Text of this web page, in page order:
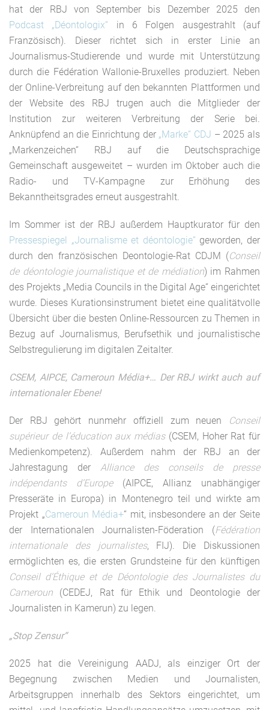
hat der RBJ von September bis Dezember 2025 den
Podcast „Déontologix“ in 6 Folgen ausgestrahlt (auf
Französisch). Dieser richtet sich in erster Linie an
Journalismus-Studierende und wurde mit Unterstützung
durch die Fédération Wallonie-Bruxelles produziert. Neben
der Online-Verbreitung auf den bekannten Plattformen und
der Website des RBJ trugen auch die Mitglieder der
Institution zur weiteren Verbreitung der Serie bei.
Anknüpfend an die Einrichtung der „Marke“ CDJ – 2025 als
„Markenzeichen“ RBJ auf die Deutschsprachige
Gemeinschaft ausgeweitet – wurden im Oktober auch die
Radio- und TV-Kampagne zur Erhöhung des
Bekanntheitsgrades erneut ausgestrahlt.
Im Sommer ist der RBJ außerdem Hauptkurator für den
Pressespiegel „Journalisme et déontologie“ geworden, der
durch den französischen Deontologie-Rat CDJM (Conseil
de déontologie journalistique et de médiation) im Rahmen
des Projekts „Media Councils in the Digital Age“ eingerichtet
wurde. Dieses Kurationsinstrument bietet eine qualitätvolle
Übersicht über die besten Online-Ressourcen zu Themen in
Bezug auf Journalismus, Berufsethik und journalistische
Selbstregulierung im digitalen Zeitalter.
CSEM, AIPCE, Cameroun Média+… Der RBJ wirkt auch auf
internationaler Ebene!
Der RBJ gehört nunmehr offiziell zum neuen
Conseil
supérieur de l’éducation aux médias(CSEM, Hoher Rat für
Medienkompetenz). Außerdem nahm der RBJ an der
Jahrestagung der Alliance des conseils de presse
indépendants d’Europe(AIPCE, Allianz unabhängiger
Presseräte in Europa) in Montenegro teil und wirkte am
Projekt „Cameroun Média+“ mit, insbesondere an der Seite
der Internationalen Journalisten-Föderation (Fédération
internationale des journalistes, FIJ). Die Diskussionen
ermöglichten es, die ersten Grundsteine für den künftigen
Conseil d’Éthique et de Déontologie des Journalistes du
Cameroun (CEDEJ, Rat für Ethik und Deontologie der
Journalisten in Kamerun) zu legen.
„Stop Zensur“
2025 hat die Vereinigung AADJ, als einziger Ort der
Begegnung zwischen Medien und Journalisten,
Arbeitsgruppen innerhalb des Sektors eingerichtet, um